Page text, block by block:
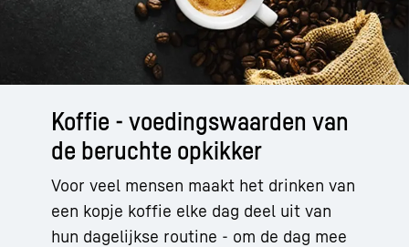
Koffie - voedingswaarden van
de beruchte opkikker
Voor veel mensen maakt het drinken van
een kopje koffie elke dag deel uit van
hun dagelijkse routine - om de dag mee